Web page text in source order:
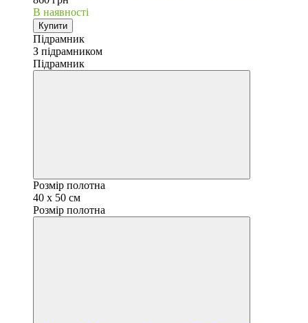
В наявності
Купити
Підрамник
З підрамником
Підрамник
Розмір полотна
40 х 50 см
Розмір полотна